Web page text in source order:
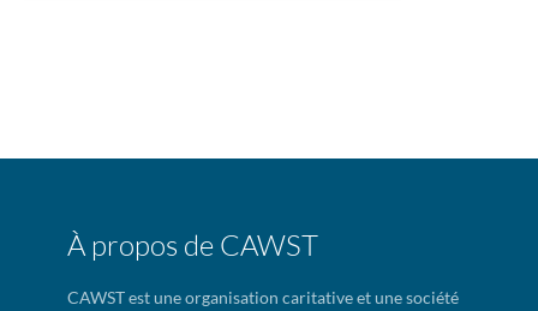
À propos de CAWST
CAWST est une organisation caritative et une société